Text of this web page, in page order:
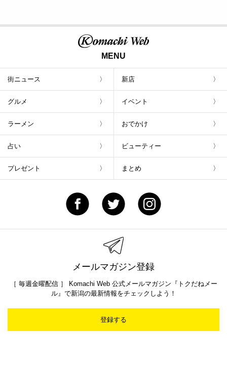
MENU
街ニュース 新店
グルメ イベント
ラーメン おでかけ
占い ビューティー
プレゼント まとめ
メールマガジン登録
［ 毎週金曜配信 ］ Komachi Web 公式メールマガジン『トクだねメー
ル』で新潟の最新情報をチェックしよう！
登録する